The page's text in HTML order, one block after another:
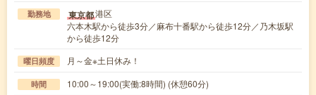
勤務地 東京都港区
六本木駅から徒歩3分／麻布十番駅から徒歩12分／乃木坂駅
から徒歩12分
曜日頻度 月～金※土日休み！
時間 10:00～19:00(実働:8時間) (休憩60分)